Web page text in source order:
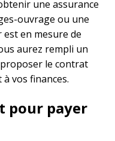
une assurance
ouvrage ou une
en mesure de
aurez rempli un
le contrat
vos finances.
pour payer